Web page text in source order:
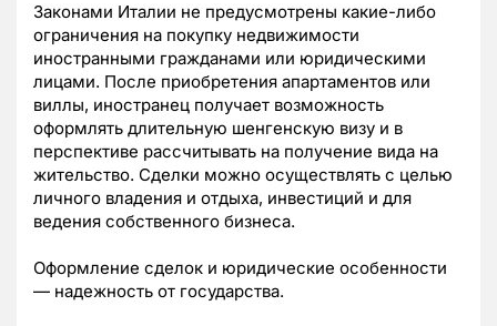
Законами Италии не предусмотрены какие-либо
ограничения на покупку недвижимости
иностранными гражданами или юридическими
лицами. После приобретения апартаментов или
виллы, иностранец получает возможность
оформлять длительную шенгенскую визу и в
перспективе рассчитывать на получение вида на
жительство. Сделки можно осуществлять с целью
личного владения и отдыха, инвестиций и для
ведения собственного бизнеса.
Оформление сделок и юридические особенности
— надежность от государства.